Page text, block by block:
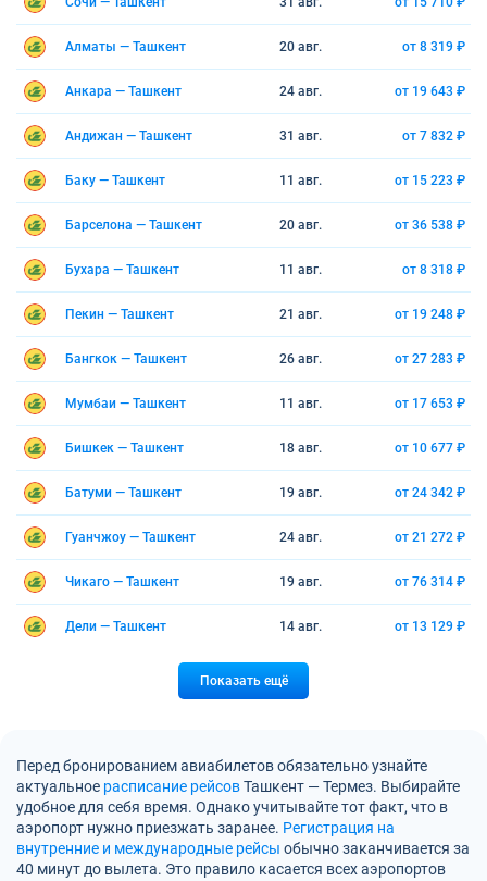
Алматы — Ташкент 20 авг. от 8 319 ₽
Анкара — Ташкент 24 авг. от 19 643 ₽
Андижан — Ташкент 31 авг. от 7 832 ₽
Баку — Ташкент 11 авг. от 15 223 ₽
Барселона — Ташкент 20 авг. от 36 538 ₽
Бухара — Ташкент 11 авг. от 8 318 ₽
Пекин — Ташкент 21 авг. от 19 248 ₽
Бангкок — Ташкент 26 авг. от 27 283 ₽
Мумбаи — Ташкент 11 авг. от 17 653 ₽
Бишкек — Ташкент 18 авг. от 10 677 ₽
Батуми — Ташкент 19 авг. от 24 342 ₽
Гуанчжоу — Ташкент 24 авг. от 21 272 ₽
Чикаго — Ташкент 19 авг. от 76 314 ₽
Дели — Ташкент 14 авг. от 13 129 ₽
Показать ещё
Перед бронированием авиабилетов обязательно узнайте
актуальное расписание рейсовТашкент — Термез. Выбирайте
удобное для себя время. Однако учитывайте тот факт, что в
аэропорт нужно приезжать заранее. Регистрация на
внутренние и международные рейсы обычно заканчивается за
40 минут до вылета. Это правило касается всех аэропортов